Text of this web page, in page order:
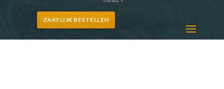
ZAKELIJK BESTELLEN